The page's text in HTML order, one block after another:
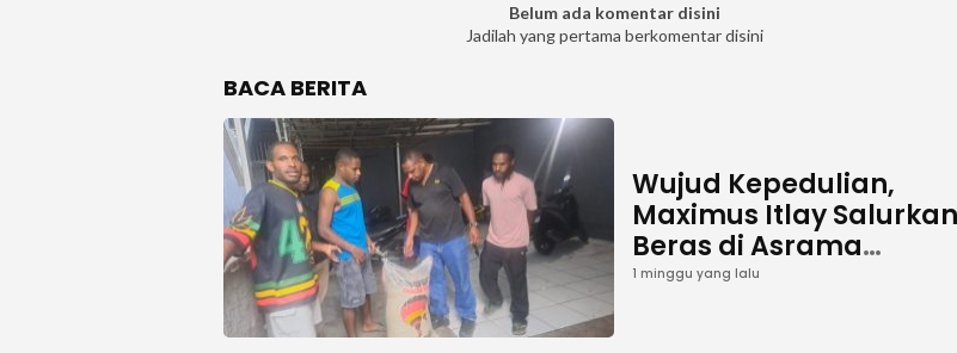
Belum ada komentar disini
Jadilah yang pertama berkomentar disini
BACA BERITA
Wujud Kepedulian,
Maximus Itlay Salurkan
Beras di Asrama
Mahasiswa Putra dan
1 minggu yang lalu